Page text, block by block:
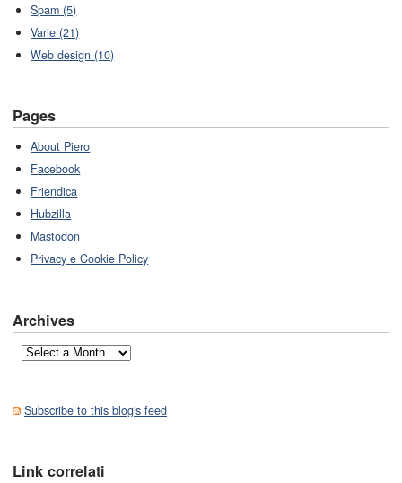
Spam (5)
Varie (21)
Web design (10)
Pages
About Piero
Facebook
Friendica
Hubzilla
Mastodon
Privacy e Cookie Policy
Archives
Subscribe to this blog's feed
Link correlati